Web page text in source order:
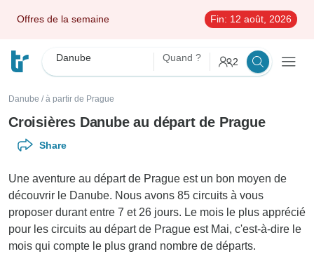
Offres de la semaine Fin: 12 août, 2026
Danube Quand ? 2
Danube / à partir de Prague
Croisières Danube au départ de Prague
Share
Une aventure au départ de Prague est un bon moyen de
découvrir le Danube. Nous avons 85 circuits à vous
proposer durant entre 7 et 26 jours. Le mois le plus apprécié
pour les circuits au départ de Prague est Mai, c'est-à-dire le
mois qui compte le plus grand nombre de départs.